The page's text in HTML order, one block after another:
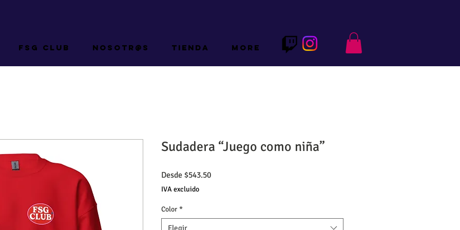
FSG Club NOSOTR@S Tienda More
Sudadera “Juego como niña”
Desde $543.50Precio
IVA excluido
Color *
Elegir